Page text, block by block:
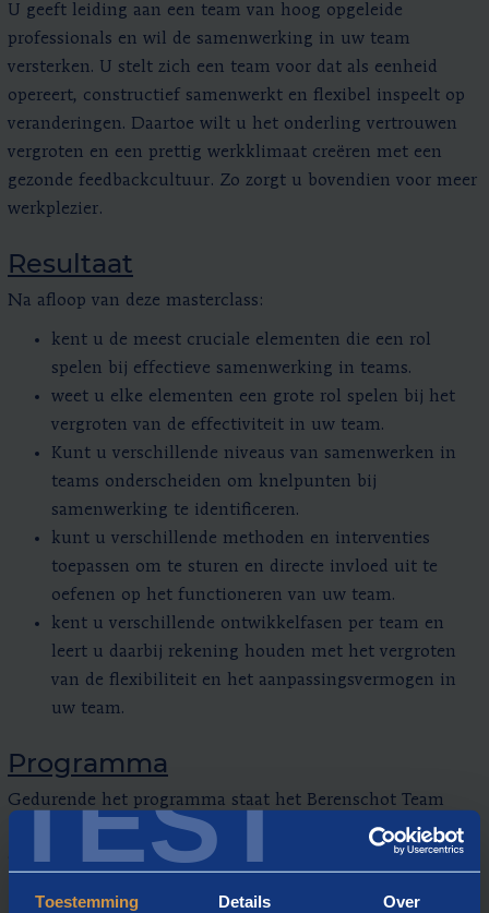
TEST
Toestemming Details Over
U geeft leiding aan een team van hoog opgeleide
professionals en wil de samenwerking in uw team
versterken. U stelt zich een team voor dat als eenheid
opereert, constructief samenwerkt en flexibel inspeelt op
veranderingen. Daartoe wilt u het onderling vertrouwen
vergroten en een prettig werkklimaat creëren met een
gezonde feedbackcultuur. Zo zorgt u bovendien voor meer
werkplezier.
Resultaat
Na afloop van deze masterclass:
kent u de meest cruciale elementen die een rol
spelen bij effectieve samenwerking in teams.
weet u elke elementen een grote rol spelen bij het
vergroten van de effectiviteit in uw team.
Kunt u verschillende niveaus van samenwerken in
teams onderscheiden om knelpunten bij
samenwerking te identificeren.
kunt u verschillende methoden en interventies
toepassen om te sturen en directe invloed uit te
oefenen op het functioneren van uw team.
kent u verschillende ontwikkelfasen per team en
leert u daarbij rekening houden met het vergroten
van de flexibiliteit en het aanpassingsvermogen in
uw team.
Programma
Gedurende het programma staat het Berenschot Team
Model centraal. Achtereenvolgens staan ​​de volgende
onderwerpen op het programma:
Structuur – Hoe ziet de structuur van uw team eruit